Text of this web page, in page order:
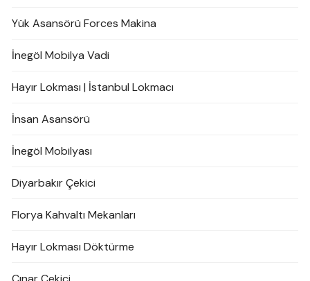
Yük Asansörü Forces Makina
İnegöl Mobilya Vadi
Hayır Lokması | İstanbul Lokmacı
İnsan Asansörü
İnegöl Mobilyası
Diyarbakır Çekici
Florya Kahvaltı Mekanları
Hayır Lokması Döktürme